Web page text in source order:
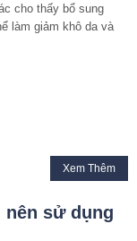
cho thấy bổ sung
làm giảm khô da và
Xem Thêm
sử dụng